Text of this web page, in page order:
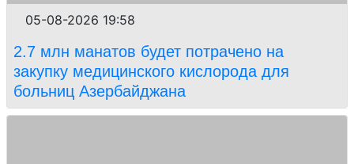
05-08-2026 19:58
2.7 млн манатов будет потрачено на
закупку медицинского кислорода для
больниц Азербайджана